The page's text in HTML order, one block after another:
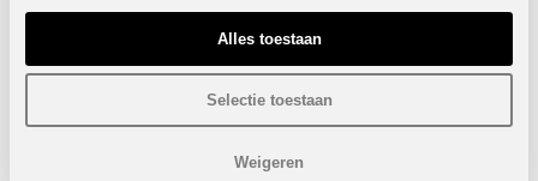
Alles toestaan
Selectie toestaan
Weigeren
Prijzen vanVERKOCHT
Onder voorbehoud van eventuele prijswijzigingen.
STUUR NAAR EEN VRIEND